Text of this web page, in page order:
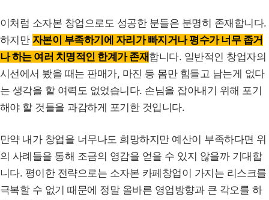
이처럼 소자본 창업으로도 성공한 분들은 분명히 존재합니다.
하지만 자본이 부족하기에 자리가 빠지거나 평수가 너무 좁거
나 하는 여러 치명적인 한계가 존재합니다. 일반적인 창업자의
시선에서 봤을 때는 판매가, 마진 등 몸만 힘들고 남는게 없다
는 생각을 할 여력도 없었습니다. 손님을 잡아내기 위해 포기
해야 할 것들을 과감하게 포기한 것입니다.
만약 내가 창업을 너무나도 희망하지만 예산이 부족하다면 위
의 사례들을 통해 조금의 영감을 얻을 수 있지 않을까 기대합
니다. 평이한 전략으로는 소자본 카페창업이 가지는 리스크를
극복할 수 없기 때문에 정말 올바른 영업방향과 큰 각오를 하